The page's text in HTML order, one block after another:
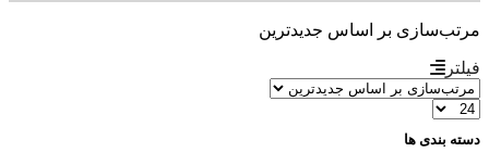
مرتب‌سازی بر اساس جدیدترین
فیلتر
دسته بندی ها